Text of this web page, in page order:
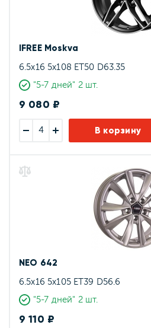
IFREE Moskva
6.5x16 5x108 ET50 D63.35
"5-7 дней" 2 шт.
9 080 ₽
В корзину
NEO 642
6.5x16 5x105 ET39 D56.6
"5-7 дней" 2 шт.
9 110 ₽